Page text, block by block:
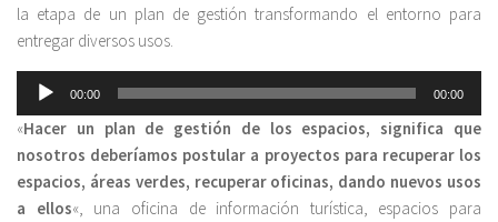
la etapa de un plan de gestión transformando el entorno para
entregar diversos usos.
Reproductor
audio
00:00 00:00
«Hacer un plan de gestión de los espacios, significa que
nosotros deberíamos postular a proyectos para recuperar los
espacios, áreas verdes, recuperar oficinas, dando nuevos usos
a ellos«, una oficina de información turística, espacios para